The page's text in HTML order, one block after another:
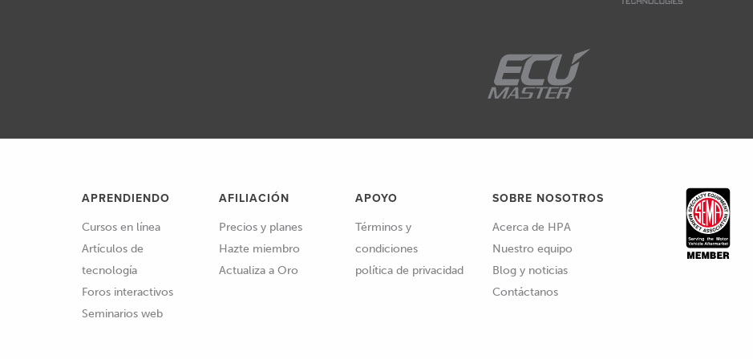
APRENDIENDO
Cursos en línea
Artículos de
tecnología
Foros interactivos
Seminarios web
AFILIACIÓN
Precios y planes
Hazte miembro
Actualiza a Oro
APOYO
Términos y
condiciones
política de privacidad
SOBRE NOSOTROS
Acerca de HPA
Nuestro equipo
Blog y noticias
Contáctanos